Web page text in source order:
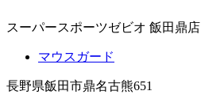
スーパースポーツゼビオ 飯田鼎店
マウスガード
長野県飯田市鼎名古熊651